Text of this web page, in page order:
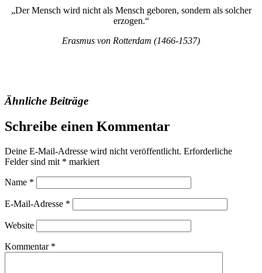
„Der Mensch wird nicht als Mensch geboren, sondern als solcher
erzogen.“
Erasmus von Rotterdam (1466-1537)
Ähnliche Beiträge
Schreibe einen Kommentar
Deine E-Mail-Adresse wird nicht veröffentlicht. Erforderliche
Felder sind mit * markiert
Name *
E-Mail-Adresse *
Website
Kommentar *